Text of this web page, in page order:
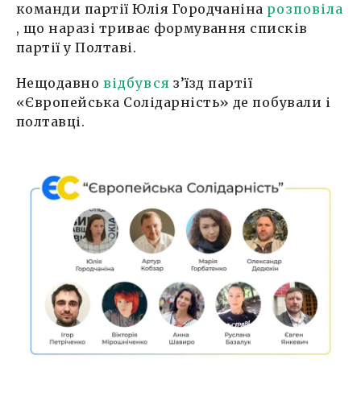
команди партії Юлія Городчаніна розповіла
, що наразі триває формування списків
партії у Полтаві.
Нещодавно відбувся з’їзд партії
«Європейська Солідарність» де побували і
полтавці.